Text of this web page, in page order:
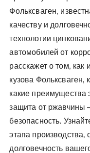
Фольксваген‚
качеству и
технологии
автомобилей от
расскажет о том‚
кузова Фольксваген‚
какие преимущества
защита от ржавчины –
безопасность.
этапа
долговечность